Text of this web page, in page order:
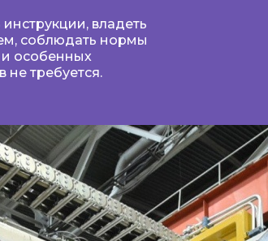
владеть
соблюдать нормы
и особенных
не требуется.